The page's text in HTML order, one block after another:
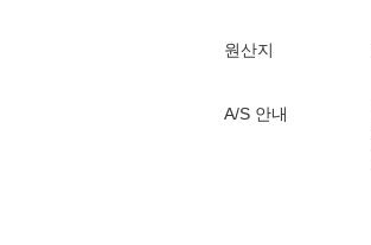
원산지
A/S 안내